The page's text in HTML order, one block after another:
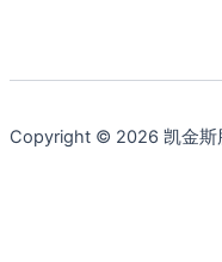
Copyright © 2026 凯金斯